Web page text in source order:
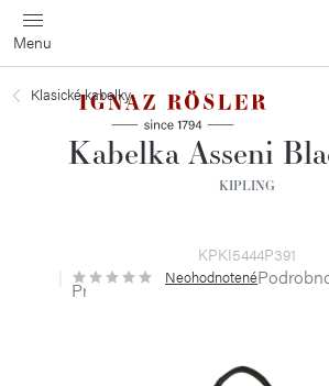
Prejsť
na
obsah
Klasické kabelky
Kabelka Asseni
KIPLING
KPKI5444P391
Priemerné
hodnotenie
Neohodnotené